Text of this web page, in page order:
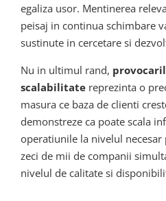
egaliza usor. Mentinerea
peisaj in continua schimbare
sustinute in cercetare si
Nu in ultimul rand,
scalabilitate reprezinta o
masura ce baza de clienti
demonstreze ca poate scala
operatiunile la nivelul
zeci de mii de companii
nivelul de calitate si